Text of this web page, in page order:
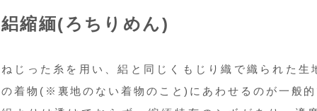
絽縮緬(ろちりめん)
ねじった糸を用い、絽と同じくもじり織で織られた生
の着物(※裏地のない着物のこと)にあわせるのが一般